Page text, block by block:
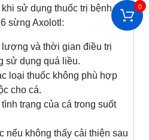
sử dụng thuốc trị bệnh
sừng Axolotl:
lượng và thời gian điều trị
sử dụng quá liều.
loại thuốc không phù hợp
cho cá.
trạng của cá trong suốt
nếu không thấy cải thiện sau
0